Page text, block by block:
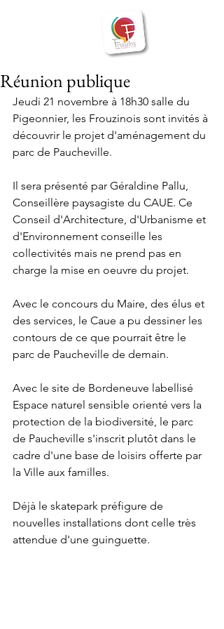
Réunion publique
Jeudi 21 novembre à 18h30 salle du
Pigeonnier, les Frouzinois sont invités à
découvrir le projet d'aménagement du
parc de Paucheville.
Il sera présenté par Géraldine Pallu,
Conseillère paysagiste du CAUE. Ce
Conseil d'Architecture, d'Urbanisme et
d'Environnement conseille les
collectivités mais ne prend pas en
charge la mise en oeuvre du projet.
Avec le concours du Maire, des élus et
des services, le Caue a pu dessiner les
contours de ce que pourrait être le
parc de Paucheville de demain.
Avec le site de Bordeneuve labellisé
Espace naturel sensible orienté vers la
protection de la biodiversité, le parc
de Paucheville s'inscrit plutôt dans le
cadre d'une base de loisirs offerte par
la Ville aux familles.
Déjà le skatepark préfigure de
nouvelles installations dont celle très
attendue d'une guinguette.